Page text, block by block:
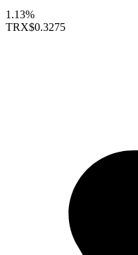
1.13%
TRX$0.3275